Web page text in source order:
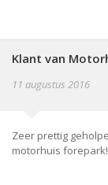
Klant van
11 augustus 2016
Zeer prettig
motorhuis forepark!